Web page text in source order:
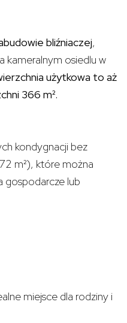
bliźniaczej,
kameralnym osiedlu w
użytkowa to aż
366 m².
kondygnacji bez
m²), które można
gospodarcze lub
miejsce dla rodziny i